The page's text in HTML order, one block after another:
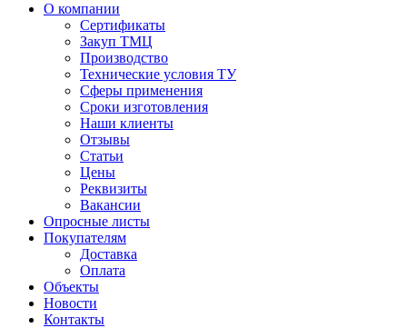
О компании
Сертификаты
Закуп ТМЦ
Производство
Технические условия ТУ
Сферы применения
Сроки изготовления
Наши клиенты
Отзывы
Статьи
Цены
Реквизиты
Вакансии
Опросные листы
Покупателям
Доставка
Оплата
Объекты
Новости
Контакты